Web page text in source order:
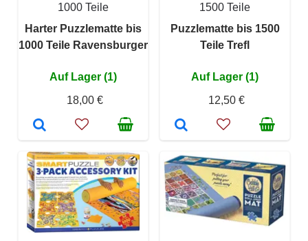
1000 Teile
Harter Puzzlematte bis
1000 Teile Ravensburger
Auf Lager (1)
18,00 €
1500 Teile
Puzzlematte bis 1500
Teile Trefl
Auf Lager (1)
12,50 €